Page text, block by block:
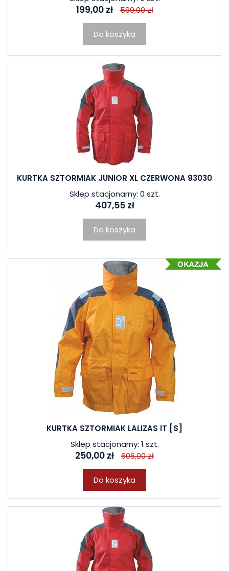
199,00 zł 599,00 zł
Do koszyka
KURTKA SZTORMIAK JUNIOR XL CZERWONA 93030
Sklep stacjonarny: 0 szt.
407,55 zł
Do koszyka
KURTKA SZTORMIAK LALIZAS IT [S]
Sklep stacjonarny: 1 szt.
250,00 zł 606,00 zł
Do koszyka